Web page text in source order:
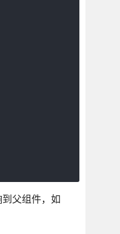
父组件，如